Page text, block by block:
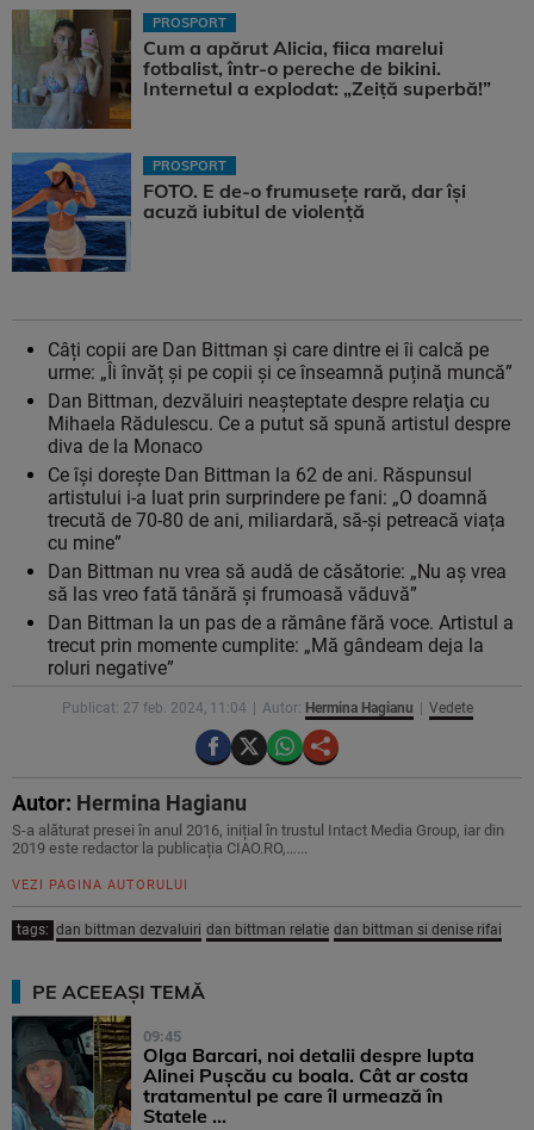
PROSPORT
Cum a apărut Alicia, fiica marelui
fotbalist, într-o pereche de bikini.
Internetul a explodat: „Zeiță superbă!”
PROSPORT
FOTO. E de-o frumusețe rară, dar își
acuză iubitul de violență
Câți copii are Dan Bittman și care dintre ei îi calcă pe
urme: „Îi învăț și pe copii și ce înseamnă puțină muncă”
Dan Bittman, dezvăluiri neaşteptate despre relaţia cu
Mihaela Rădulescu. Ce a putut să spună artistul despre
diva de la Monaco
Ce îşi doreşte Dan Bittman la 62 de ani. Răspunsul
artistului i-a luat prin surprindere pe fani: „O doamnă
trecută de 70-80 de ani, miliardară, să-și petreacă viața
cu mine”
Dan Bittman nu vrea să audă de căsătorie: „Nu aș vrea
să las vreo fată tânără și frumoasă văduvă”
Dan Bittman la un pas de a rămâne fără voce. Artistul a
trecut prin momente cumplite: „Mă gândeam deja la
roluri negative”
Publicat: 27 feb. 2024, 11:04 Autor: Hermina Hagianu Vedete
Autor: Hermina Hagianu
S-a alăturat presei în anul 2016, inițial în trustul Intact Media Group, iar din
2019 este redactor la publicația CIAO.RO,…...
VEZI PAGINA AUTORULUI
tags: dan bittman dezvaluiri dan bittman relatie dan bittman si denise rifai
PE ACEEAȘI TEMĂ
09:45
Olga Barcari, noi detalii despre lupta
Alinei Pușcău cu boala. Cât ar costa
tratamentul pe care îl urmează în
Statele ...